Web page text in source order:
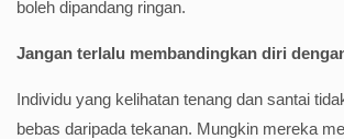
boleh dipandang ringan.
Jangan terlalu membandingkan diri
Individu yang kelihatan tenang dan santai
bebas daripada tekanan. Mungkin mereka